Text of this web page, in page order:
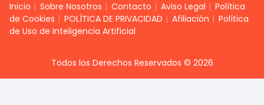
Inicio Sobre Nosotros Contacto Aviso Legal
Política
de Cookies
POLÍTICA DE PRIVACIDAD Afiliación
Política
de Uso de Inteligencia Artificial
Todos los Derechos Reservados © 2026